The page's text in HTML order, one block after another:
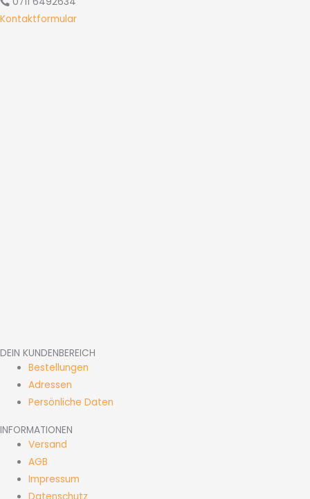
Kontaktformular
DEIN KUNDENBEREICH
Bestellungen
Adressen
Persönliche Daten
INFORMATIONEN
Versand
AGB
Impressum